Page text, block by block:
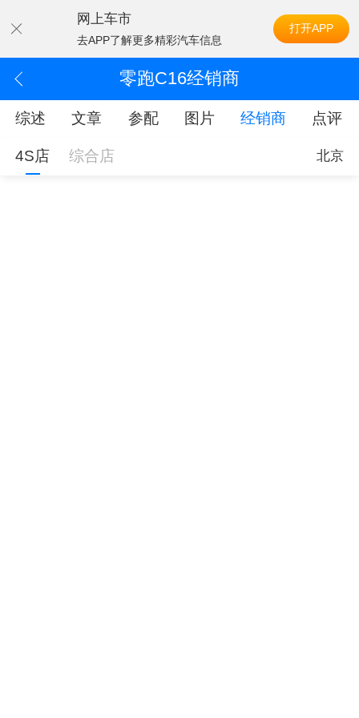
网上车市
去APP了解更多精彩汽车信息
打开APP
零跑C16经销商
综述 文章 参配 图片 经销商 点评
4S店 综合店 北京